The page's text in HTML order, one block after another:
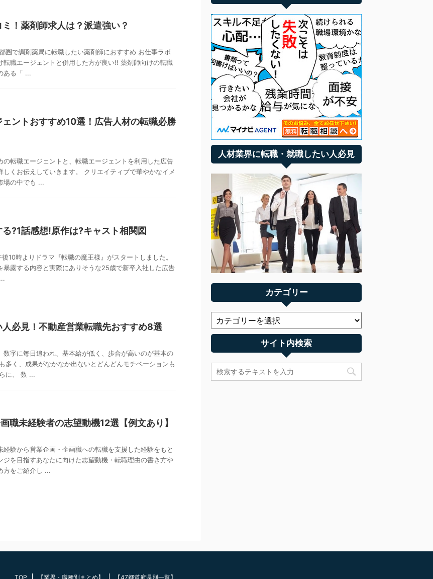
！薬剤師求人は？派遣強い？
圏で調剤薬局に転職したい薬剤師におすすめ お仕事ラボ
転職エージェントと併用した方が良い!! 薬剤師向けの転職
ある「 ...
ントおすすめ10選！広告人材の転職必勝
の転職エージェントと、転職エージェントを利用した広告
くお伝えしていきます。 クリエイティブで華やかなイメ
場の中でも ...
?1話感想!原作は?キャスト相関図
10時よりドラマ『転職の魔王様』がスタートしました。
暴露する内容と実際にありそうな25歳で新卒入社した広告
必見！不動産営業転職先おすすめ8選
数字に毎日追われ、基本給が低く、歩合が高いのが基本の
多く、成果がなかなか出ないとどんどんモチベーションも
に、 数 ...
職未経験者の志望動機12選【例文あり】
経験から営業企画・企画職への転職を支援した経験をもと
ジを目指すあなたに向けた志望動機・転職理由の書き方や
方をご紹介し ...
人材業界に転職・就職したい人必見
カテゴリー
サイト内検索
TOP 【業界・職種別まとめ】 【47都道府県別一覧】